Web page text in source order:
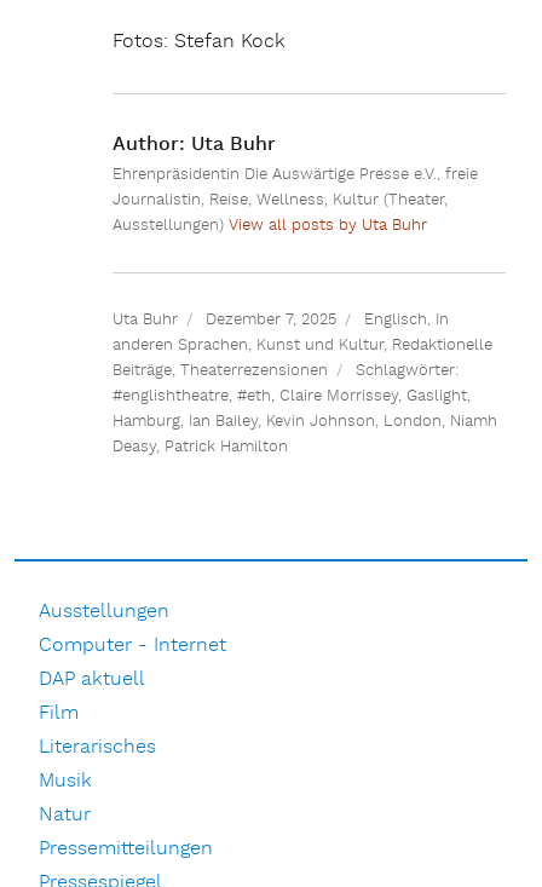
Fotos: Stefan Kock
Author: Uta Buhr
Ehrenpräsidentin Die Auswärtige Presse e.V., freie
Journalistin, Reise, Wellness, Kultur (Theater,
Ausstellungen)View all posts by Uta Buhr
Uta Buhr Dezember 7, 2025 Englisch, In
anderen Sprachen, Kunst und Kultur, Redaktionelle
Beiträge,Theaterrezensionen
Schlagwörter:
#englishtheatre,#eth, Claire Morrissey, Gaslight,
Hamburg, Ian Bailey, Kevin Johnson, London, Niamh
Deasy, Patrick Hamilton
Ausstellungen
Computer - Internet
DAP aktuell
Film
Literarisches
Musik
Natur
Pressemitteilungen